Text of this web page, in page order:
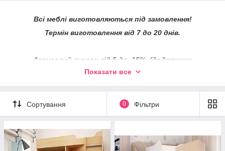
Всі меблі виготовляються під замовлення!
Термін виготовлення від 7 до 20 днів.
Авансовий внесок від 5 до 15% (додатково
уточнюйте)
вкладці ПРО НАСНижче повна версія палітри.
Пересилка НП, делівері (уточнюйте)
Більшість ліжок можуть виготовлятися в різних
кольорах.
Показати все
Сортування 0 Фільтри